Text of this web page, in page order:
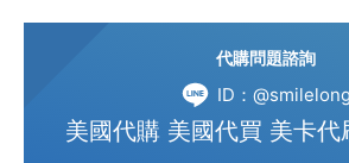
代購問題諮詢
ID：@smilelong
美國代購 美國代買 美卡代